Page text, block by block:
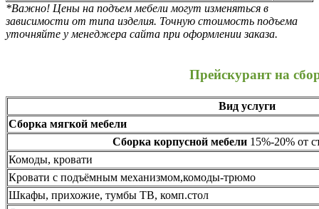
*Важно! Цены на подъем мебели могут изменяться в
зависимости от типа изделия. Точную стоимость подъема
уточняйте у менеджера сайта при оформлении заказа.
Прейскурант на
Вид услуги
Сборка мягкой мебели
Сборка корпусной мебели15%-20% от
Комоды, кровати
Кровати с подъёмным механизмом,комоды-трюмо
Шкафы, прихожие, тумбы ТВ, комп.стол